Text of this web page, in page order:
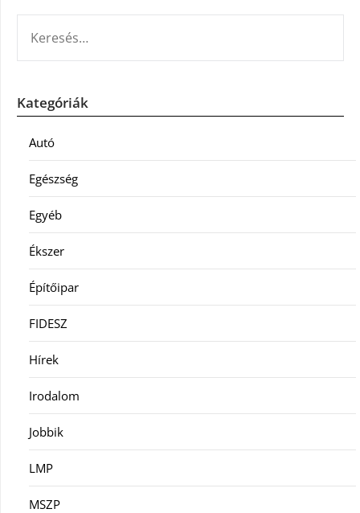
Kategóriák
Autó
Egészség
Egyéb
Ékszer
Építőipar
FIDESZ
Hírek
Irodalom
Jobbik
LMP
MSZP